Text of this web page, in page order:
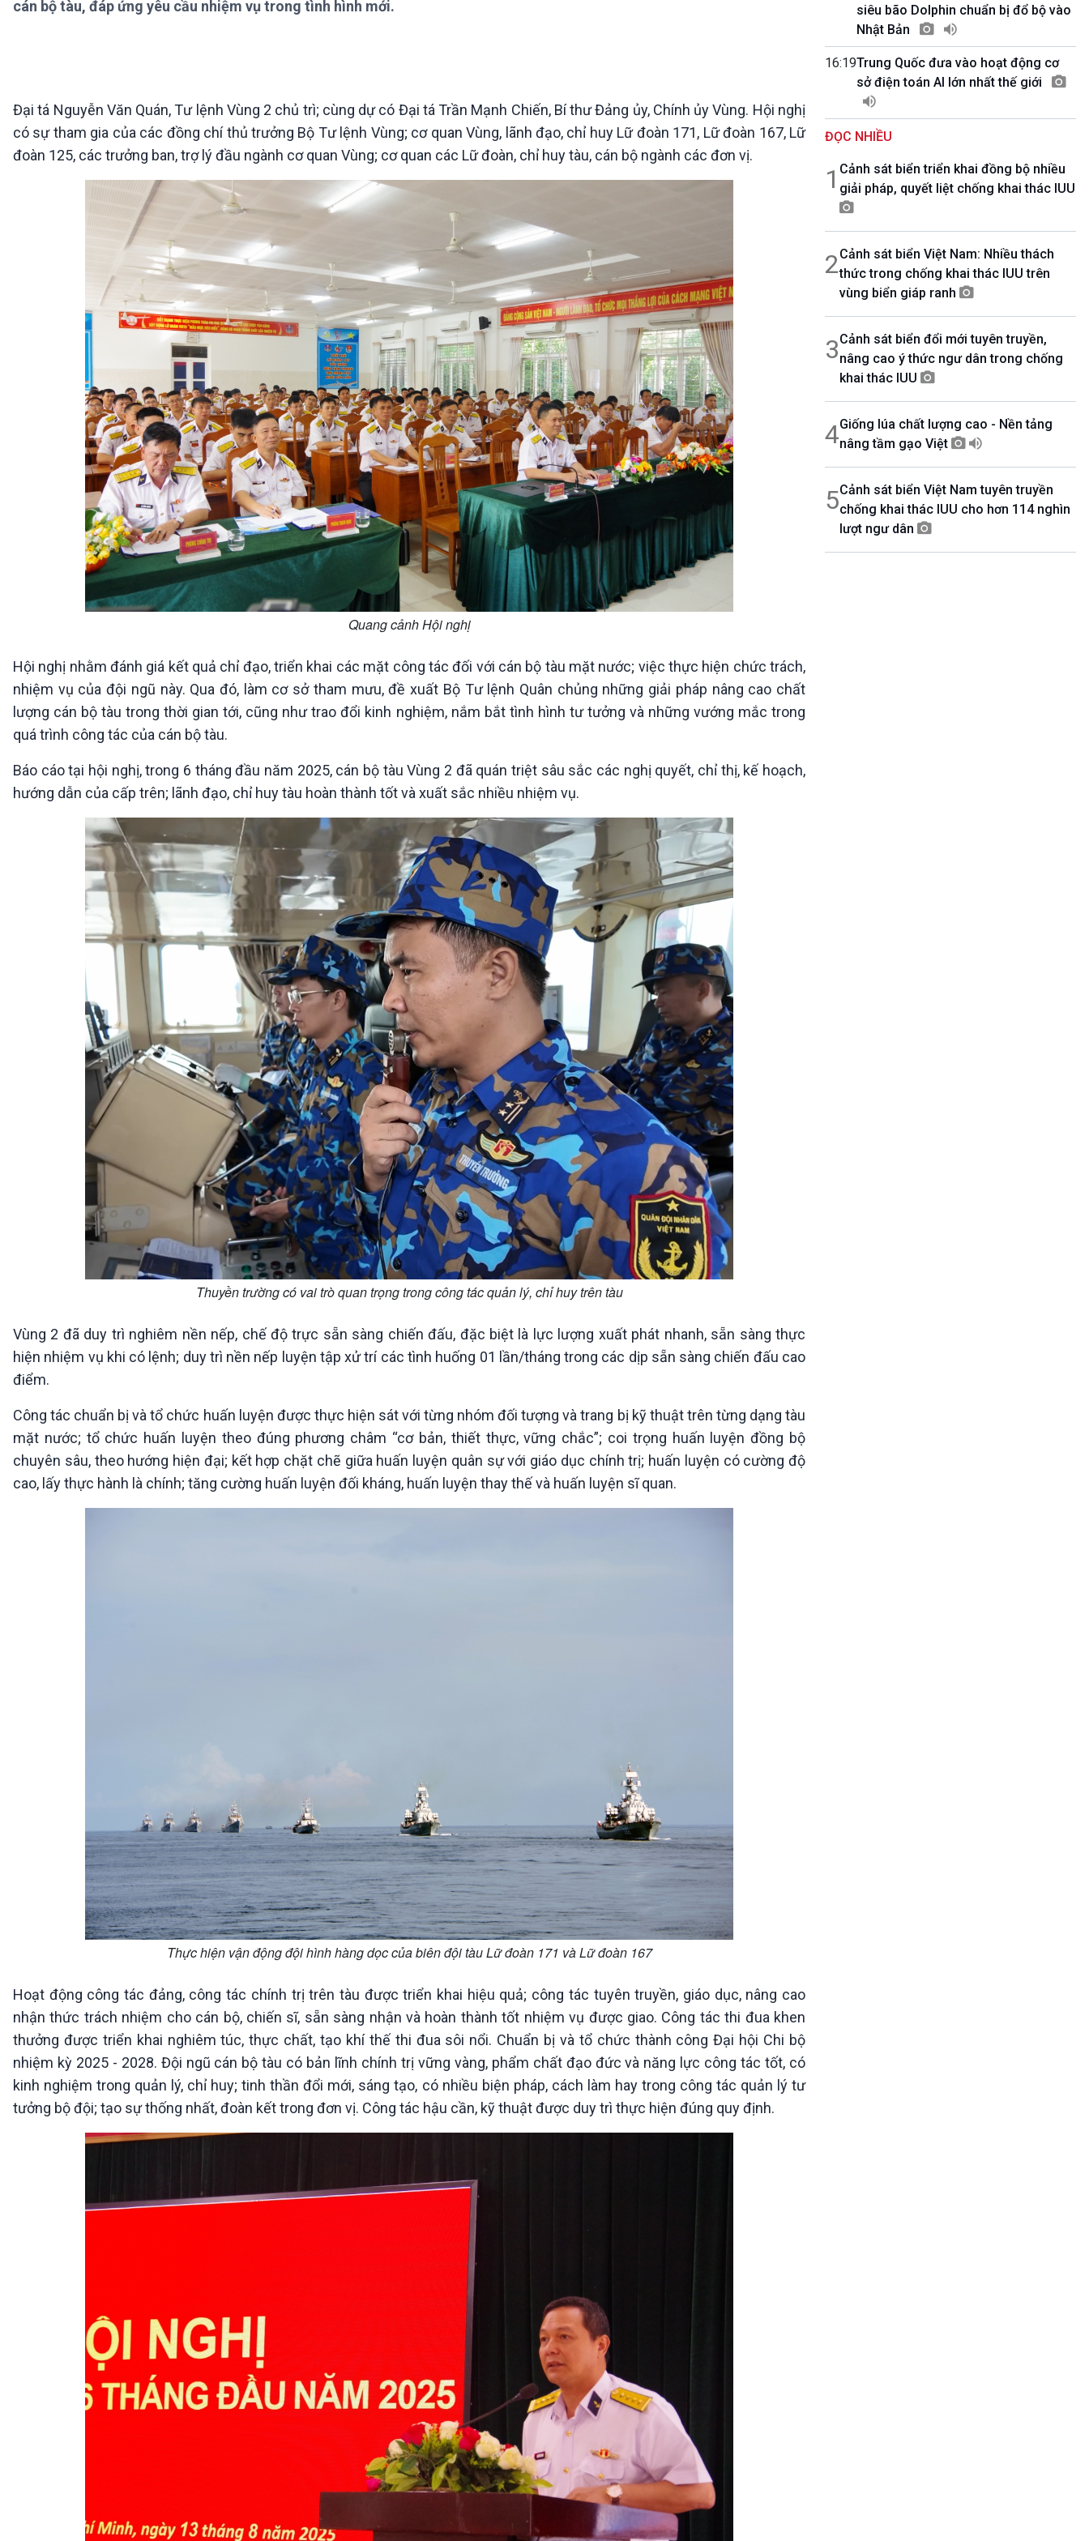
360 độ Sức khỏe
Bước chân đến trường
Kết nối công nghệ
Chát với người nổi tiếng
10 phút Sự kiện - Luận bàn
Câu chuyện thời sự
Dòng chảy sự kiện
Đối thoại
Diễn đàn chủ nhật
VOV1 đặc biệt
Thanh âm ký sự
Chân dung cuộc sống
Các chương trình đặc biệt
cán bộ tàu, đáp ứng yêu cầu nhiệm vụ trong tình hình mới.
Đại tá Nguyễn Văn Quán, Tư lệnh Vùng 2 chủ trì; cùng dự có Đại tá Trần Mạnh Chiến, Bí thư Đảng ủy, Chính ủy Vùng. Hội nghị
có sự tham gia của các đồng chí thủ trưởng Bộ Tư lệnh Vùng; cơ quan Vùng, lãnh đạo, chỉ huy Lữ đoàn 171, Lữ đoàn 167, Lữ
đoàn 125, các trưởng ban, trợ lý đầu ngành cơ quan Vùng; cơ quan các Lữ đoàn, chỉ huy tàu, cán bộ ngành các đơn vị.
Quang cảnh Hội nghị
Hội nghị nhằm đánh giá kết quả chỉ đạo, triển khai các mặt công tác đối với cán bộ tàu mặt nước; việc thực hiện chức trách,
nhiệm vụ của đội ngũ này. Qua đó, làm cơ sở tham mưu, đề xuất Bộ Tư lệnh Quân chủng những giải pháp nâng cao chất
lượng cán bộ tàu trong thời gian tới, cũng như trao đổi kinh nghiệm, nắm bắt tình hình tư tưởng và những vướng mắc trong
quá trình công tác của cán bộ tàu.
Báo cáo tại hội nghị, trong 6 tháng đầu năm 2025, cán bộ tàu Vùng 2 đã quán triệt sâu sắc các nghị quyết, chỉ thị, kế hoạch,
hướng dẫn của cấp trên; lãnh đạo, chỉ huy tàu hoàn thành tốt và xuất sắc nhiều nhiệm vụ.
Thuyền trường có vai trò quan trọng trong công tác quản lý, chỉ huy trên tàu
Vùng 2 đã duy trì nghiêm nền nếp, chế độ trực sẵn sàng chiến đấu, đặc biệt là lực lượng xuất phát nhanh, sẵn sàng thực
hiện nhiệm vụ khi có lệnh; duy trì nền nếp luyện tập xử trí các tình huống 01 lần/tháng trong các dịp sẵn sàng chiến đấu cao
điểm.
Công tác chuẩn bị và tổ chức huấn luyện được thực hiện sát với từng nhóm đối tượng và trang bị kỹ thuật trên từng dạng tàu
mặt nước; tổ chức huấn luyện theo đúng phương châm “cơ bản, thiết thực, vững chắc”; coi trọng huấn luyện đồng bộ
chuyên sâu, theo hướng hiện đại; kết hợp chặt chẽ giữa huấn luyện quân sự với giáo dục chính trị; huấn luyện có cường độ
cao, lấy thực hành là chính; tăng cường huấn luyện đối kháng, huấn luyện thay thế và huấn luyện sĩ quan.
Thực hiện vận động đội hình hàng dọc của biên đội tàu Lữ đoàn 171 và Lữ đoàn 167
Hoạt động công tác đảng, công tác chính trị trên tàu được triển khai hiệu quả; công tác tuyên truyền, giáo dục, nâng cao
nhận thức trách nhiệm cho cán bộ, chiến sĩ, sẵn sàng nhận và hoàn thành tốt nhiệm vụ được giao. Công tác thi đua khen
thưởng được triển khai nghiêm túc, thực chất, tạo khí thế thi đua sôi nổi. Chuẩn bị và tổ chức thành công Đại hội Chi bộ
nhiệm kỳ 2025 - 2028. Đội ngũ cán bộ tàu có bản lĩnh chính trị vững vàng, phẩm chất đạo đức và năng lực công tác tốt, có
kinh nghiệm trong quản lý, chỉ huy; tinh thần đổi mới, sáng tạo, có nhiều biện pháp, cách làm hay trong công tác quản lý tư
tưởng bộ đội; tạo sự thống nhất, đoàn kết trong đơn vị. Công tác hậu cần, kỹ thuật được duy trì thực hiện đúng quy định.
siêu bão Dolphin chuẩn bị đổ bộ vào
Nhật Bản
16:19Trung Quốc đưa vào hoạt động cơ
sở điện toán AI lớn nhất thế giới
ĐỌC NHIỀU
1 Cảnh sát biển triển khai đồng bộ nhiều
giải pháp, quyết liệt chống khai thác IUU
2Cảnh sát biển Việt Nam: Nhiều thách
thức trong chống khai thác IUU trên
vùng biển giáp ranh
3Cảnh sát biển đổi mới tuyên truyền,
nâng cao ý thức ngư dân trong chống
khai thác IUU
4Giống lúa chất lượng cao - Nền tảng
nâng tầm gạo Việt
5Cảnh sát biển Việt Nam tuyên truyền
chống khai thác IUU cho hơn 114 nghìn
lượt ngư dân